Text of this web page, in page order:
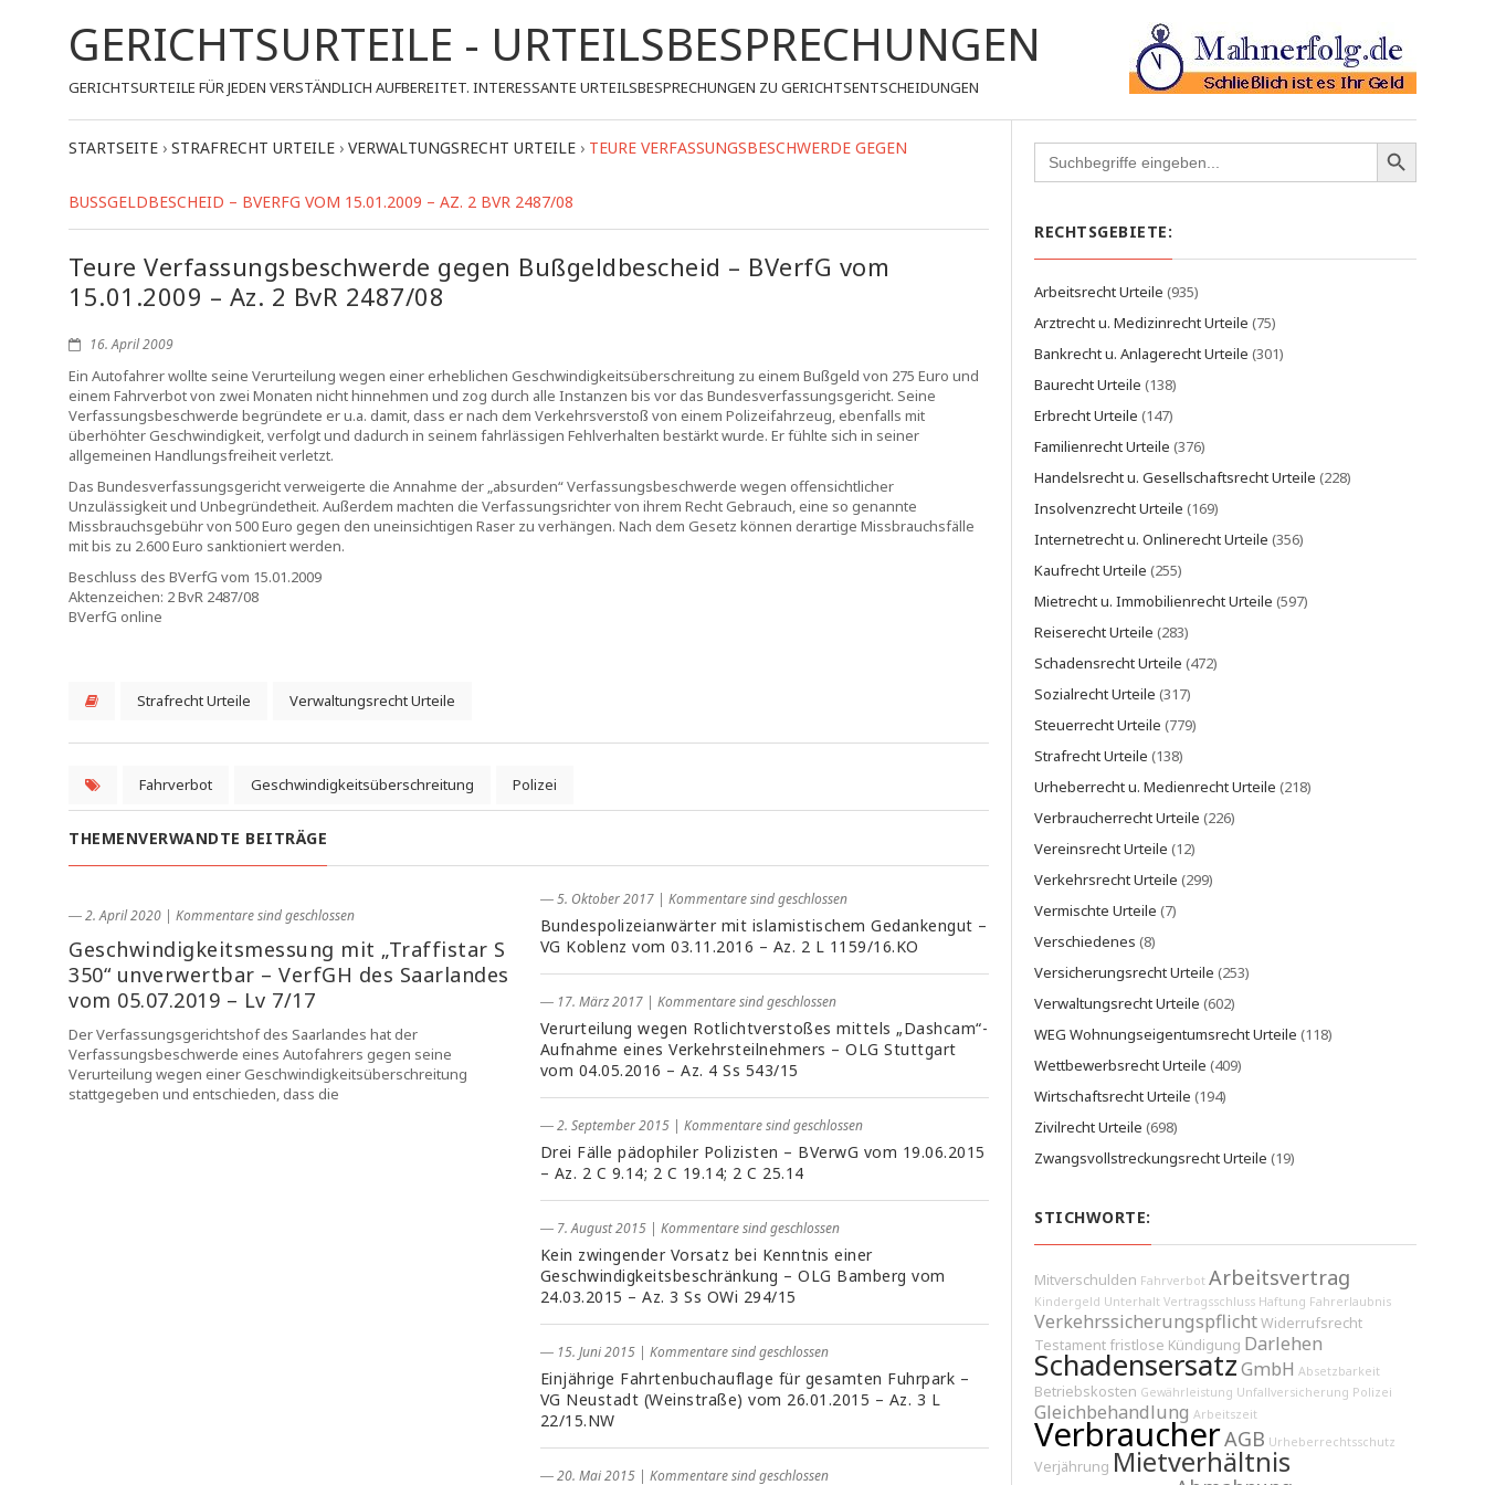
GERICHTSURTEILE - URTEILSBESPRECHUNGEN
GERICHTSURTEILE FÜR JEDEN VERSTÄNDLICH AUFBEREITET. INTERESSANTE URTEILSBESPRECHUNGEN ZU GERICHTSENTSCHEIDUNGEN
STARTSEITE › STRAFRECHT URTEILE › VERWALTUNGSRECHT URTEILE › TEURE VERFASSUNGSBESCHWERDE GEGEN
BUSSGELDBESCHEID – BVERFG VOM 15.01.2009 – AZ. 2 BVR 2487/08
Teure Verfassungsbeschwerde gegen Bußgeldbescheid – BVerfG vom
15.01.2009 – Az. 2 BvR 2487/08
16. April 2009
Ein Autofahrer wollte seine Verurteilung wegen einer erheblichen Geschwindigkeitsüberschreitung zu einem Bußgeld von 275 Euro und
einem Fahrverbot von zwei Monaten nicht hinnehmen und zog durch alle Instanzen bis vor das Bundesverfassungsgericht. Seine
Verfassungsbeschwerde begründete er u.a. damit, dass er nach dem Verkehrsverstoß von einem Polizeifahrzeug, ebenfalls mit
überhöhter Geschwindigkeit, verfolgt und dadurch in seinem fahrlässigen Fehlverhalten bestärkt wurde. Er fühlte sich in seiner
allgemeinen Handlungsfreiheit verletzt.
Das Bundesverfassungsgericht verweigerte die Annahme der „absurden“ Verfassungsbeschwerde wegen offensichtlicher
Unzulässigkeit und Unbegründetheit. Außerdem machten die Verfassungsrichter von ihrem Recht Gebrauch, eine so genannte
Missbrauchsgebühr von 500 Euro gegen den uneinsichtigen Raser zu verhängen. Nach dem Gesetz können derartige Missbrauchsfälle
mit bis zu 2.600 Euro sanktioniert werden.
Beschluss des BVerfG vom 15.01.2009
Aktenzeichen: 2 BvR 2487/08
BVerfG online
Strafrecht Urteile Verwaltungsrecht Urteile
Fahrverbot Geschwindigkeitsüberschreitung Polizei
THEMENVERWANDTE BEITRÄGE
― 2. April 2020 | Kommentare sind geschlossen
Geschwindigkeitsmessung mit „Traffistar S
350“ unverwertbar – VerfGH des Saarlandes
vom 05.07.2019 – Lv 7/17
Der Verfassungsgerichtshof des Saarlandes hat der
Verfassungsbeschwerde eines Autofahrers gegen seine
Verurteilung wegen einer Geschwindigkeitsüberschreitung
stattgegeben und entschieden, dass die
― 5. Oktober 2017 | Kommentare sind geschlossen
Bundespolizeianwärter mit islamistischem Gedankengut –
VG Koblenz vom 03.11.2016 – Az. 2 L 1159/16.KO
― 17. März 2017 | Kommentare sind geschlossen
Verurteilung wegen Rotlichtverstoßes mittels „Dashcam“-
Aufnahme eines Verkehrsteilnehmers – OLG Stuttgart
vom 04.05.2016 – Az. 4 Ss 543/15
― 2. September 2015 | Kommentare sind geschlossen
Drei Fälle pädophiler Polizisten – BVerwG vom 19.06.2015
– Az. 2 C 9.14; 2 C 19.14; 2 C 25.14
― 7. August 2015 | Kommentare sind geschlossen
Kein zwingender Vorsatz bei Kenntnis einer
Geschwindigkeitsbeschränkung – OLG Bamberg vom
24.03.2015 – Az. 3 Ss OWi 294/15
― 15. Juni 2015 | Kommentare sind geschlossen
Einjährige Fahrtenbuchauflage für gesamten Fuhrpark –
VG Neustadt (Weinstraße) vom 26.01.2015 – Az. 3 L
22/15.NW
― 20. Mai 2015 | Kommentare sind geschlossen
Search
for:
RECHTSGEBIETE:
Arbeitsrecht Urteile (935)
Arztrecht u. Medizinrecht Urteile (75)
Bankrecht u. Anlagerecht Urteile (301)
Baurecht Urteile (138)
Erbrecht Urteile (147)
Familienrecht Urteile (376)
Handelsrecht u. Gesellschaftsrecht Urteile (228)
Insolvenzrecht Urteile (169)
Internetrecht u. Onlinerecht Urteile (356)
Kaufrecht Urteile (255)
Mietrecht u. Immobilienrecht Urteile (597)
Reiserecht Urteile (283)
Schadensrecht Urteile (472)
Sozialrecht Urteile (317)
Steuerrecht Urteile (779)
Strafrecht Urteile (138)
Urheberrecht u. Medienrecht Urteile (218)
Verbraucherrecht Urteile (226)
Vereinsrecht Urteile (12)
Verkehrsrecht Urteile (299)
Vermischte Urteile (7)
Verschiedenes (8)
Versicherungsrecht Urteile (253)
Verwaltungsrecht Urteile (602)
WEG Wohnungseigentumsrecht Urteile (118)
Wettbewerbsrecht Urteile (409)
Wirtschaftsrecht Urteile (194)
Zivilrecht Urteile (698)
Zwangsvollstreckungsrecht Urteile (19)
STICHWORTE:
Mitverschulden Fahrverbot Arbeitsvertrag
Kindergeld Unterhalt Vertragsschluss Haftung Fahrerlaubnis
VerkehrssicherungspflichtWiderrufsrecht
Testament fristlose Kündigung Darlehen
SchadensersatzGmbH Absetzbarkeit
Betriebskosten Gewährleistung Unfallversicherung Polizei
Gleichbehandlung Arbeitszeit
VerbraucherAGB Urheberrechtsschutz
Verjährung Mietverhältnis